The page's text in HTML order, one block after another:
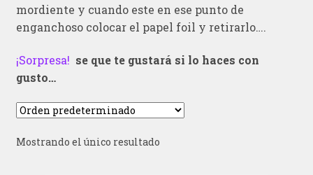
mordiente y cuando este en ese punto de
enganchoso colocar el papel foil y retirarlo….
¡Sorpresa! se que te gustará si lo haces con
gusto…
Mostrando el único resultado